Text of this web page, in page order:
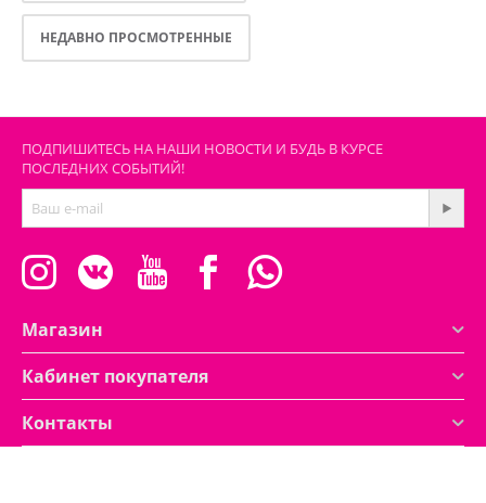
НЕДАВНО ПРОСМОТРЕННЫЕ
ПОДПИШИТЕСЬ НА НАШИ НОВОСТИ И БУДЬ В КУРСЕ
ПОСЛЕДНИХ СОБЫТИЙ!
Магазин
Кабинет покупателя
Контакты